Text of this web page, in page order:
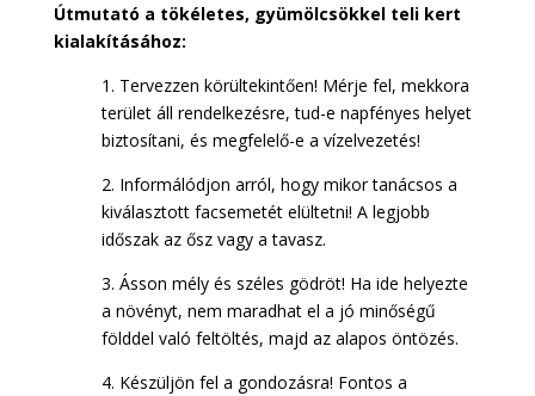
Útmutató a tökéletes, gyümölcsökkel teli kert
kialakításához:
1. Tervezzen körültekintően! Mérje fel, mekkora
terület áll rendelkezésre, tud-e napfényes helyet
biztosítani, és megfelelő-e a vízelvezetés!
2. Informálódjon arról, hogy mikor tanácsos a
kiválasztott facsemetét elültetni! A legjobb
időszak az ősz vagy a tavasz.
3. Ásson mély és széles gödröt! Ha ide helyezte
a növényt, nem maradhat el a jó minőségű
földdel való feltöltés, majd az alapos öntözés.
4. Készüljön fel a gondozásra! Fontos a